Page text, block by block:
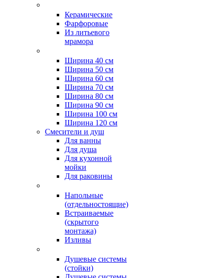
Керамические
Фарфоровые
Из литьевого
мрамора
Ширина 40 см
Ширина 50 см
Ширина 60 см
Ширина 70 см
Ширина 80 см
Ширина 90 см
Ширина 100 см
Ширина 120 см
Смесители и душ
Для ванны
Для душа
Для кухонной
мойки
Для раковины
Напольные
(отдельностоящие)
Встраиваемые
(скрытого
монтажа)
Изливы
Душевые системы
(стойки)